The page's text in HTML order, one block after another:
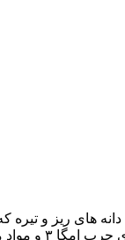
ترکیبات مفید